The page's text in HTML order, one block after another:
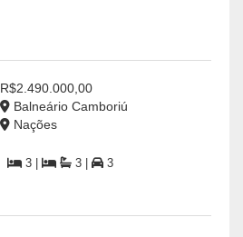
R$2.490.000,00
Balneário Camboriú
Nações
3 | 3 | 3